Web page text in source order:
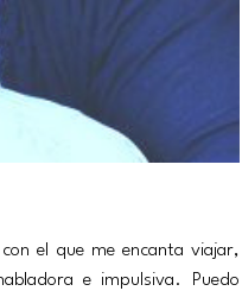
el que me encanta viajar,
e impulsiva. Puedo